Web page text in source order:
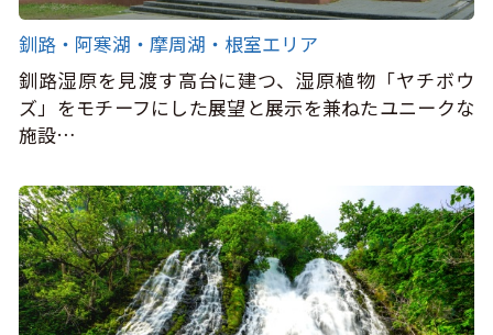
釧路・阿寒湖・摩周湖・根室エリア
釧路湿原を見渡す高台に建つ、湿原植物「ヤチボウ
ズ」をモチーフにした展望と展示を兼ねたユニークな
施設…